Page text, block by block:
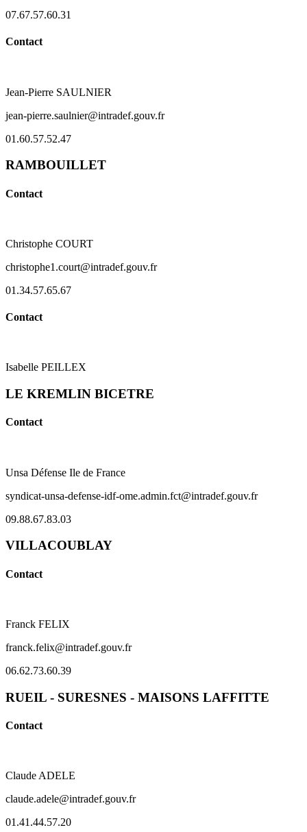
07.67.57.60.31
Contact
Jean-Pierre SAULNIER
jean-pierre.saulnier@intradef.gouv.fr
01.60.57.52.47
RAMBOUILLET
Contact
Christophe COURT
christophe1.court@intradef.gouv.fr
01.34.57.65.67
Contact
Isabelle PEILLEX
LE KREMLIN BICETRE
Contact
Unsa Défense Ile de France
syndicat-unsa-defense-idf-ome.admin.fct@intradef.gouv.fr
09.88.67.83.03
VILLACOUBLAY
Contact
Franck FELIX
franck.felix@intradef.gouv.fr
06.62.73.60.39
RUEIL - SURESNES - MAISONS LAFFITTE
Contact
Claude ADELE
claude.adele@intradef.gouv.fr
01.41.44.57.20